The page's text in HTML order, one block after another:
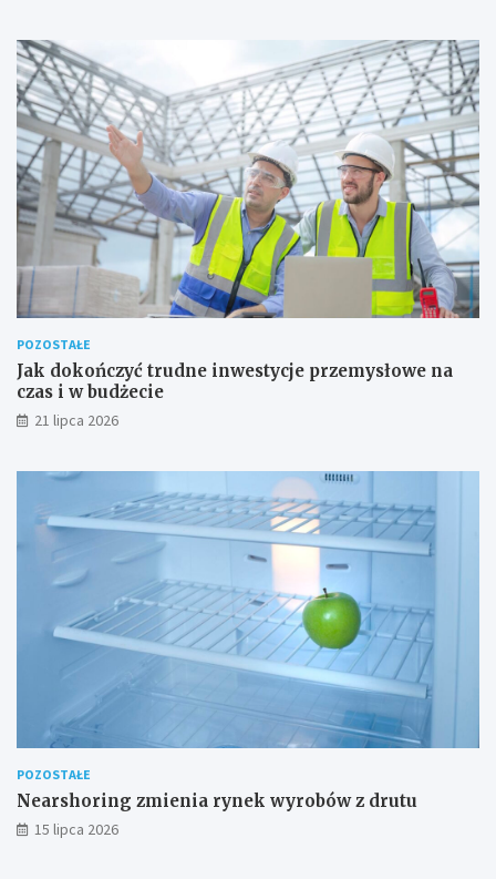
POZOSTAŁE
Jak dokończyć trudne inwestycje przemysłowe na
czas i w budżecie
21 lipca 2026
POZOSTAŁE
Nearshoring zmienia rynek wyrobów z drutu
15 lipca 2026